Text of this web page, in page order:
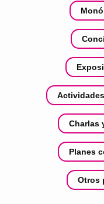
Charlas
Planes
Otros